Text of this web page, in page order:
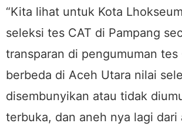
“Kita lihat untuk Kota
seleksi tes CAT di Pampang
transparan di pengumuman tes
berbeda di Aceh Utara nilai
disembunyikan atau tidak
terbuka, dan aneh nya lagi dari